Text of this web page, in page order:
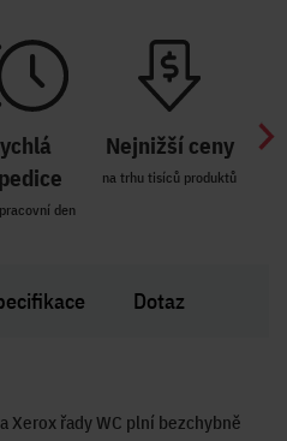
den
Nejnižší ceny
na trhu tisíců produktů
Dotaz
Xerox řady WC plní bezchybně